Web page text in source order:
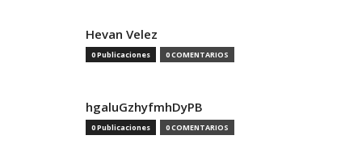
Hevan Velez
0 Publicaciones 0 COMENTARIOS
hgaluGzhyfmhDyPB
0 Publicaciones 0 COMENTARIOS